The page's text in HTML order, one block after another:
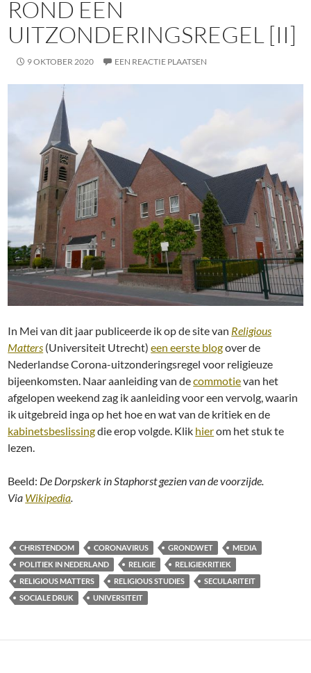
ROND EEN
UITZONDERINGSREGEL [II]
9 OKTOBER 2020 EEN REACTIE PLAATSEN
In Mei van dit jaar publiceerde ik op de site van Religious
Matters (Universiteit Utrecht)een eerste blogover de
Nederlandse Corona-uitzonderingsregel voor religieuze
bijeenkomsten. Naar aanleiding van decommotievan het
afgelopen weekend zag ik aanleiding voor een vervolg, waarin
ik uitgebreid inga op het hoe en wat van de kritiek en de
kabinetsbeslissingdie erop volgde. Klik hierom het stuk te
lezen.
Beeld: De Dorpskerk in Staphorst gezien van de voorzijde.
Via Wikipedia.
CHRISTENDOM CORONAVIRUS GRONDWET
MEDIA
POLITIEK IN NEDERLAND
RELIGIE
RELIGIEKRITIEK
RELIGIOUS MATTERS
RELIGIOUS STUDIES
SECULARITEIT
SOCIALE DRUK
UNIVERSITEIT